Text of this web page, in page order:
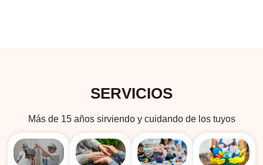
SERVICIOS
Más de 15 años sirviendo y cuidando de los tuyos